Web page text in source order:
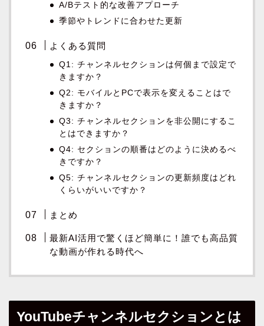
A/Bテスト的な改善アプローチ
季節やトレンドに合わせた更新
よくある質問
Q1: チャンネルセクションは何個まで設定で
きますか？
Q2: モバイルとPCで表示を変えることはで
きますか？
Q3: チャンネルセクションを非公開にするこ
とはできますか？
Q4: セクションの順番はどのように決めるべ
きですか？
Q5: チャンネルセクションの更新頻度はどれ
くらいがいいですか？
まとめ
最新AI活用で驚くほど簡単に！誰でも高品質
な動画が作れる時代へ
YouTubeチャンネルセクションとは